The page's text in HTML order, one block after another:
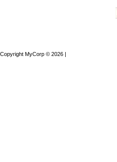
Copyright MyCorp © 2026 |